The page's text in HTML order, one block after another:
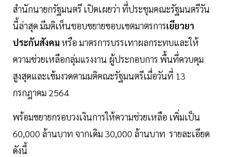
สำนักนายกรัฐมนตรี เปิดเผยว่า ที่ประชุมคณะรัฐมนตรีวัน
นี้ล่าสุด มีมติเห็นชอบขยายขอบเขตมาตรการเยียวยา
ประกันสังคม หรือ มาตรการบรรเทาผลกระทบและให้
ความช่วยเหลือกลุ่มแรงงาน ผู้ประกอบการ พื้นที่ควบคุม
สูงสุดและเข้มงวดตามมติคณะรัฐมนตรีเมื่อวันที่ 13
กรกฎาคม 2564
พร้อมขยายกรอบวงเงินการให้ความช่วยเหลือ เพิ่มเป็น
60,000 ล้านบาท จากเดิม 30,000 ล้านบาท รายละเอียด
ดังนี้